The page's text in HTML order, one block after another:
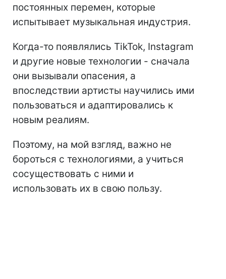
постоянных перемен, которые
испытывает музыкальная индустрия.
Когда-то появлялись TikTok, Instagram
и другие новые технологии - сначала
они вызывали опасения, а
впоследствии артисты научились ими
пользоваться и адаптировались к
новым реалиям.
Поэтому, на мой взгляд, важно не
бороться с технологиями, а учиться
сосуществовать с ними и
использовать их в свою пользу.